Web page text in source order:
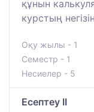
құнын
курстың
Оқу жылы - 1
Семестр - 1
Несиелер - 5
Есептеу II